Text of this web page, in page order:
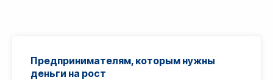
Предпринимателям, которым нужны
деньги на рост